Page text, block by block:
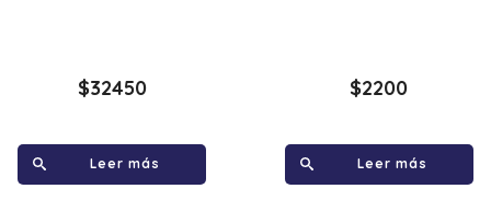
$32450
Leer más
$2200
Leer más